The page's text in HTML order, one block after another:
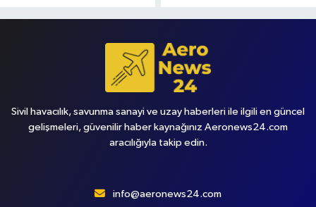
Sivil havacılık, savunma sanayi ve uzay haberleri ile ilgili en güncel
gelişmeleri, güvenilir haber kaynağınız Aeronews24.com
aracılığıyla takip edin.
info@aeronews24.com